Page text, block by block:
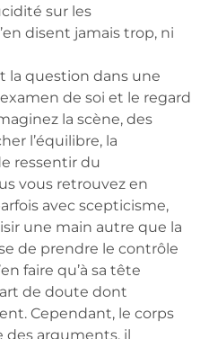
sur les
disent jamais trop, ni
la question dans une
de soi et le regard
la scène, des
l’équilibre, la
ressentir du
vous retrouvez en
avec scepticisme,
une main autre que la
de prendre le contrôle
faire qu’à sa tête
de doute dont
Cependant, le corps
arguments, il